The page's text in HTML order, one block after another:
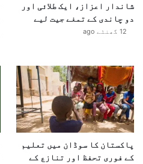
شاندار اعزاز، ایک طلائی اور
دو چاندی کے تمغے جیت لیے
12 گھنٹے ago
پاکستان کا سوڈان میں تعلیم
کے فوری تحفظ اور تنازع کے